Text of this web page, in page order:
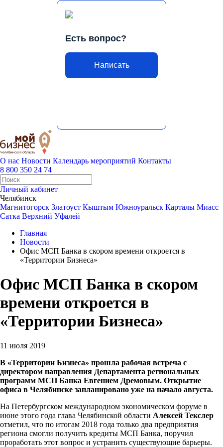
Есть вопрос?
Написать
О нас Новости Календарь мероприятий Контакты
8 800 350 24 74
Личный кабинет
Челябинск
Магнитогорск Златоуст Кыштым Южноуральск Карталы Миасс
Сатка Верхний Уфалей
Главная
Новости
Офис МСП Банка в скором времени откроется в
«Территории Бизнеса»
Офис МСП Банка в скором
времени откроется в
«Территории Бизнеса»
11 июля 2019
В «Территории Бизнеса» прошла рабочая встреча с
директором направления Департамента региональных
программ МСП Банка Евгением Дремовым. Открытие
офиса в Челябинске запланировано уже на начало августа.
На Петербургском международном экономическом форуме в
июне этого года глава Челябинской области Алексей Текслер
отметил, что по итогам 2018 года только два предприятия
региона смогли получить кредиты МСП Банка, поручил
проработать этот вопрос и устранить существующие барьеры.